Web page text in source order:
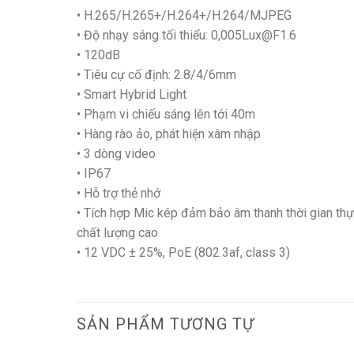
• H.265/H.265+/H.264+/H.264/MJPEG
• Độ nhạy sáng tối thiểu: 0,005Lux@F1.6
• 120dB
• Tiêu cự cố định: 2.8/4/6mm
• Smart Hybrid Light
• Phạm vi chiếu sáng lên tới 40m
• Hàng rào ảo, phát hiện xâm nhập
• 3 dòng video
• IP67
• Hỗ trợ thẻ nhớ
• Tích hợp Mic kép đảm bảo âm thanh thời gian
chất lượng cao
• 12 VDC ± 25%, PoE (802.3af, class 3)
SẢN PHẨM TƯƠNG TỰ